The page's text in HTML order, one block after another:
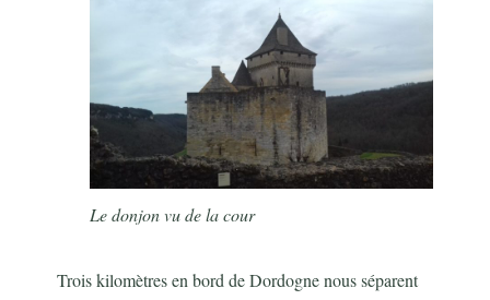
Le donjon vu de la cour
Trois kilomètres en bord de Dordogne nous séparent